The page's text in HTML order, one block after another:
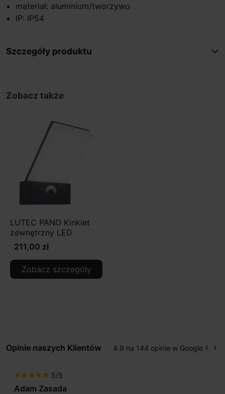
materiał: aluminium/tworzywo
IP: IP54
Szczegóły produktu
Zobacz także
LUTEC PANO Kinkiet
zewnętrzny LED
211,00 zł
Zobacz szczegóły
Opinie naszych Klientów 4.9 na 144 opinie w Google keyboard_arrow_left keyboard_arrow_right
star star star star star 5/5
Adam Zasada